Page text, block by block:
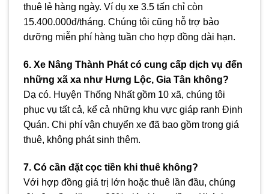
thuê lẻ hàng ngày. Ví dụ xe 3.5 tấn chỉ còn
15.400.000đ/tháng. Chúng tôi cũng hỗ trợ bảo
dưỡng miễn phí hàng tuần cho hợp đồng dài hạn.
6. Xe Nâng Thành Phát có cung cấp dịch vụ đến
những xã xa như Hưng Lộc, Gia Tân không?
Dạ có. Huyện Thống Nhất gồm 10 xã, chúng tôi
phục vụ tất cả, kể cả những khu vực giáp ranh Định
Quán. Chi phí vận chuyển xe đã bao gồm trong giá
thuê, không phát sinh thêm.
7. Có cần đặt cọc tiền khi thuê không?
Với hợp đồng giá trị lớn hoặc thuê lần đầu, chúng